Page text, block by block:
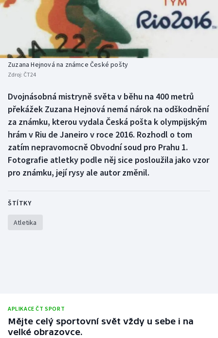
Baseball a softbal
Basketbal
Biatlon
Box
Curling
Dostihy
Futsal
Golf
Judo
Historické návraty
Aplikace ČT sport
Zuzana Hejnová na známce České pošty
Zdroj: ČT24
Dvojnásobná mistryně světa v běhu na 400 metrů
překážek Zuzana Hejnová nemá nárok na odškodnění
za známku, kterou vydala Česká pošta k olympijským
hrám v Riu de Janeiro v roce 2016. Rozhodl o tom
zatím nepravomocně Obvodní soud pro Prahu 1.
Fotografie atletky podle něj sice posloužila jako vzor
pro známku, její rysy ale autor změnil.
ŠTÍTKY
Atletika
APLIKACE ČT SPORT
Mějte celý sportovní svět vždy u sebe i na
velké obrazovce.